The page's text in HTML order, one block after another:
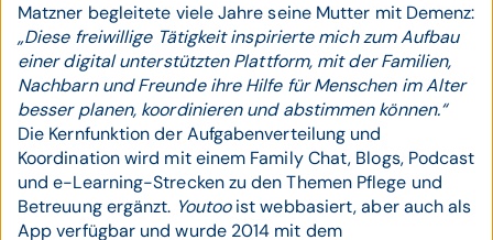
Matzner begleitete viele Jahre seine Mutter mit Demenz:
„Diese freiwillige Tätigkeit inspirierte mich zum Aufbau
einer digital unterstützten Plattform, mit der Familien,
Nachbarn und Freunde ihre Hilfe für Menschen im Alter
besser planen, koordinieren und abstimmen können.“
Die Kernfunktion der Aufgabenverteilung und
Koordination wird mit einem Family Chat, Blogs, Podcast
und e-Learning-Strecken zu den Themen Pflege und
Betreuung ergänzt. Youtooist webbasiert, aber auch als
App verfügbar und wurde 2014 mit dem